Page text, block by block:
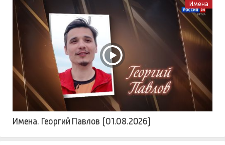
Имена
Имена. Георгий Павлов (01.08.2026)